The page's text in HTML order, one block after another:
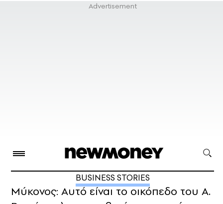
BUSINESS STORIES
Μύκονος: Αυτό είναι το οικόπεδο του Α.